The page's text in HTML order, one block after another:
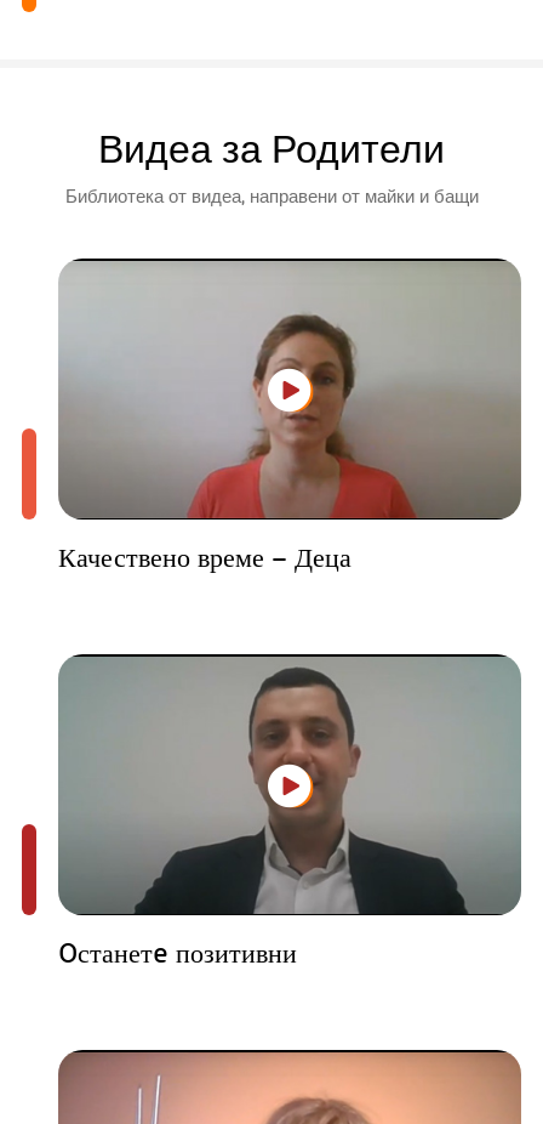
Видеа за Родители
Библиотека от видеа, направени от майки и бащи
Качествено време – Деца
Oстанетe позитивни